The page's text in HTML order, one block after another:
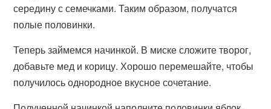
середину с семечками. Таким образом, получатся
полые половинки.
Теперь займемся начинкой. В миске сложите творог,
добавьте мед и корицу. Хорошо перемешайте, чтобы
получилось однородное вкусное сочетание.